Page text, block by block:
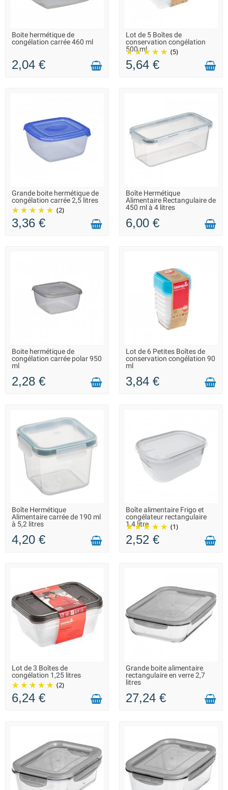
LIVRAISON 2 À 3 JOURS
Boite hermétique de
congélation carrée 460 ml
2,04 €
LIVRAISON 2 À 3 JOURS
Lot de 5 Boîtes de
conservation congélation
500 ml
(5)
5,64 €
LIVRAISON 2 À 3 JOURS
Grande boite hermétique de
congélation carrée 2,5 litres
(2)
3,36 €
LIVRAISON 2 À 3 JOURS
Boîte Hermétique
Alimentaire Rectangulaire de
450 ml à 4 litres
6,00 €
LIVRAISON 2 À 3 JOURS
Boite hermétique de
congélation carrée polar 950
ml
2,28 €
LIVRAISON 2 À 3 JOURS
Lot de 6 Petites Boîtes de
conservation congélation 90
ml
3,84 €
LIVRAISON 2 À 3 JOURS
Boîte Hermétique
Alimentaire carrée de 190 ml
à 5,2 litres
4,20 €
LIVRAISON 2 À 3 JOURS
Boîte alimentaire Frigo et
congélateur rectangulaire
1,4 litre
(1)
2,52 €
EN STOCK DANS 7 JOURS -
VOUS POUVEZ COMMANDER
Lot de 3 Boîtes de
congélation 1,25 litres
(2)
6,24 €
LIVRAISON 2 À 3 JOURS
Grande boite alimentaire
rectangulaire en verre 2,7
litres
27,24 €